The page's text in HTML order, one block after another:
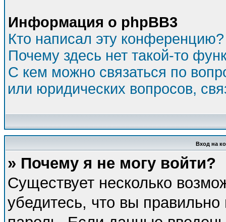
Информация о phpBB3
Кто написал эту конференцию?
Почему здесь нет такой-то
С кем можно связаться по
или юридических вопросов,
Вход на
» Почему я не могу войти?
Существует несколько
убедитесь, что вы